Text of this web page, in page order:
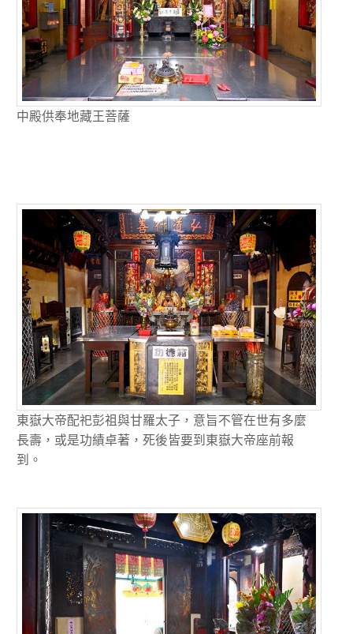
中殿供奉地藏王菩薩
東嶽大帝配祀彭祖與甘羅太子，意旨不管在世有多麼
長壽，或是功績卓著，死後皆要到東嶽大帝座前報
到。